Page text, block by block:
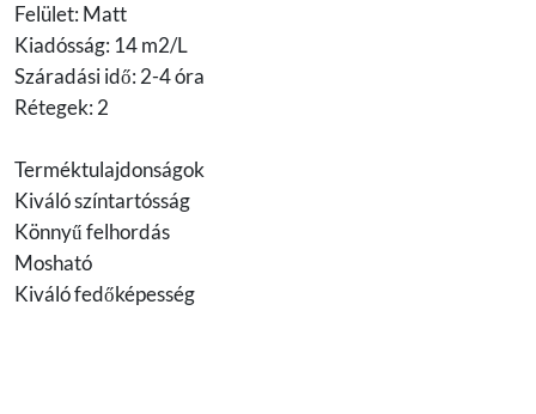
Felület: Matt
Kiadósság: 14 m2/L
Száradási idő: 2-4 óra
Rétegek: 2
Terméktulajdonságok
Kiváló színtartósság
Könnyű felhordás
Mosható
Kiváló fedőképesség